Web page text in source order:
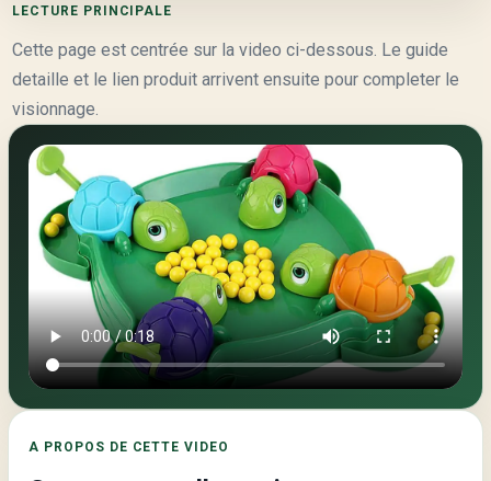
LECTURE PRINCIPALE
Cette page est centrée sur la video ci-dessous. Le guide
detaille et le lien produit arrivent ensuite pour completer le
visionnage.
Video
principale
de
la
A PROPOS DE CETTE VIDEO